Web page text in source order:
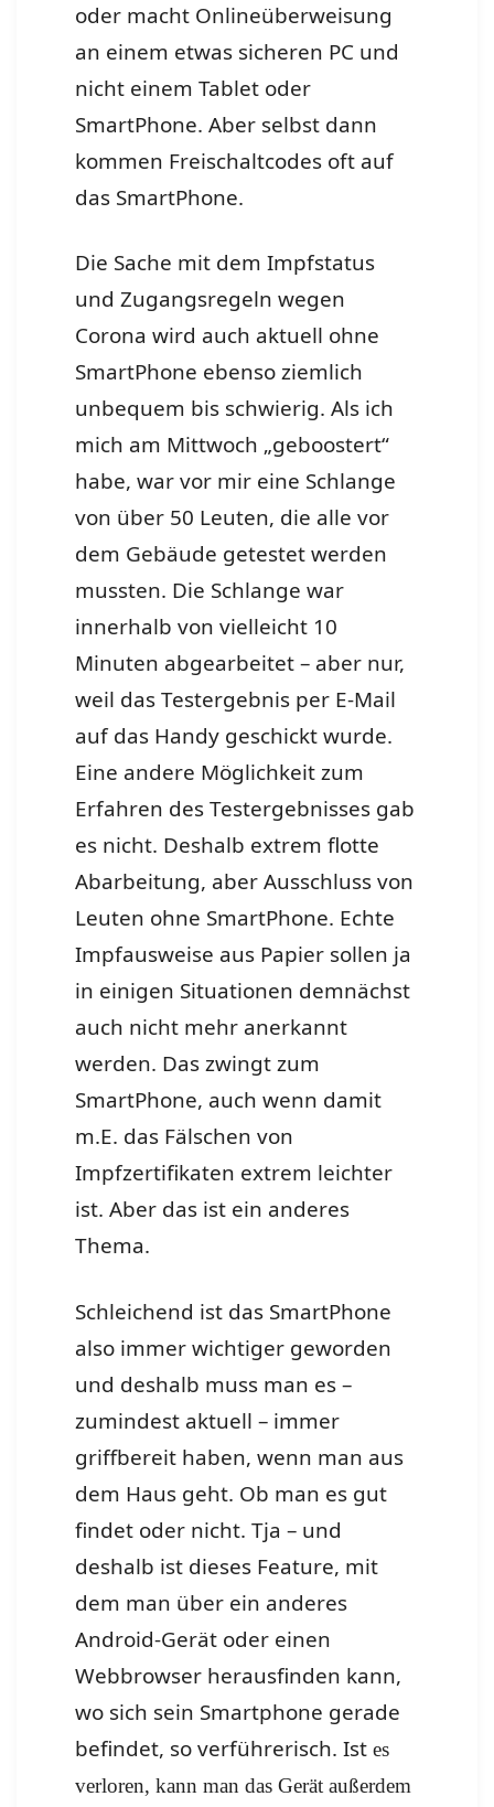
oder macht Onlineüberweisung
an einem etwas sicheren PC und
nicht einem Tablet oder
SmartPhone. Aber selbst dann
kommen Freischaltcodes oft auf
das SmartPhone.
Die Sache mit dem Impfstatus
und Zugangsregeln wegen
Corona wird auch aktuell ohne
SmartPhone ebenso ziemlich
unbequem bis schwierig. Als ich
mich am Mittwoch „geboostert“
habe, war vor mir eine Schlange
von über 50 Leuten, die alle vor
dem Gebäude getestet werden
mussten. Die Schlange war
innerhalb von vielleicht 10
Minuten abgearbeitet – aber nur,
weil das Testergebnis per E-Mail
auf das Handy geschickt wurde.
Eine andere Möglichkeit zum
Erfahren des Testergebnisses gab
es nicht. Deshalb extrem flotte
Abarbeitung, aber Ausschluss von
Leuten ohne SmartPhone. Echte
Impfausweise aus Papier sollen ja
in einigen Situationen demnächst
auch nicht mehr anerkannt
werden. Das zwingt zum
SmartPhone, auch wenn damit
m.E. das Fälschen von
Impfzertifikaten extrem leichter
ist. Aber das ist ein anderes
Thema.
Schleichend ist das SmartPhone
also immer wichtiger geworden
und deshalb muss man es –
zumindest aktuell – immer
griffbereit haben, wenn man aus
dem Haus geht. Ob man es gut
findet oder nicht. Tja – und
deshalb ist dieses Feature, mit
dem man über ein anderes
Android-Gerät oder einen
Webbrowser herausfinden kann,
wo sich sein Smartphone gerade
befindet, so verführerisch. Ist es
verloren, kann man das Gerät außerdem